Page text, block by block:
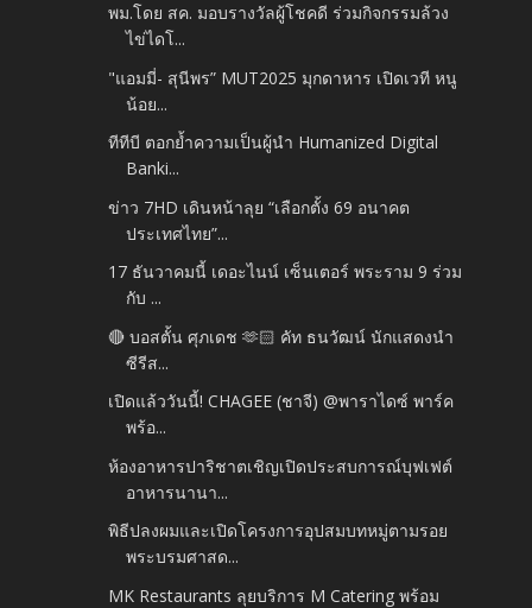
พม.โดย สค. มอบรางวัลผู้โชคดี ร่วมกิจกรรมล้วง
ไข่ไดโ...
"แอมมี่- สุนีพร” MUT2025 มุกดาหาร เปิดเวที หนู
น้อย...
ทีทีบี ตอกย้ำความเป็นผู้นำ Humanized Digital
Banki...
ข่าว 7HD เดินหน้าลุย “เลือกตั้ง 69 อนาคต
ประเทศไทย”...
17 ธันวาคมนี้ เดอะไนน์ เซ็นเตอร์ พระราม 9 ร่วม
กับ ...
🔴 บอสตั้น ศุภเดช 🫶🏻 คัท ธนวัฒน์ นักแสดงนำ
ซีรีส...
เปิดแล้ววันนี้! CHAGEE (ชาจี) @พาราไดซ์ พาร์ค
พร้อ...
ห้องอาหารปาริชาตเชิญเปิดประสบการณ์บุฟเฟต์
อาหารนานา...
พิธีปลงผมและเปิดโครงการอุปสมบทหมู่ตามรอย
พระบรมศาสด...
MK Restaurants ลุยบริการ M Catering พร้อม